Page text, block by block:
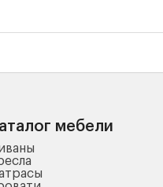
мебели